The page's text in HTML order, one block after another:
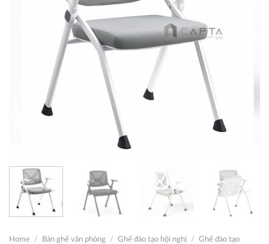
Home / Bàn ghế văn phòng / Ghế đào tạo hội nghị / Ghế đào tạo